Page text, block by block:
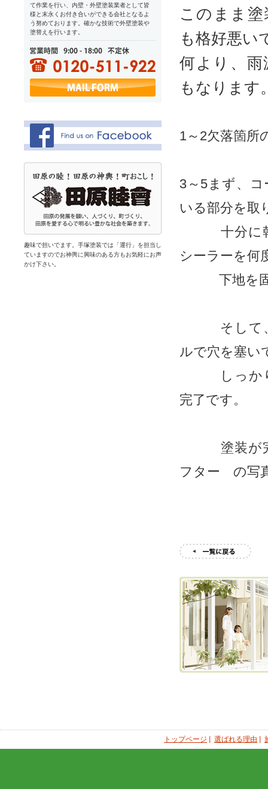
このまま
も格好悪い
何より、
もなります
1～2欠落箇所
3～5まず、
いる部分を取
十分に乾
シーラーを何
下地を固
そして、
ルで穴を塞い
しっかり
完了です。
塗装が完
フター の写
て作業を行い、内壁・外壁塗装業者として皆
様と末永くお付き合いができる会社となるよ
う努めております。確かな技術で外壁塗装や
塗替えを行います。
趣味で担いでます。手塚塗装では「運行」を担当し
ていますのでお神輿に興味のある方もお気軽にお声
かけ下さい。
トップページ 選ばれる理由